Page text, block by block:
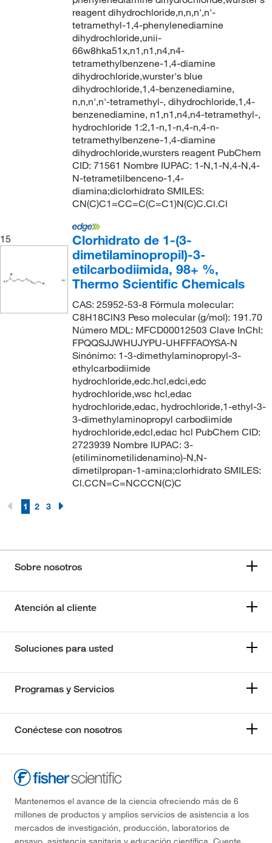
reagent dihydrochloride,n,n,n',n'-
tetramethyl-1,4-phenylenediamine
dihydrochloride,unii-
66w8hka51x,n1,n1,n4,n4-
tetramethylbenzene-1,4-diamine
dihydrochloride,wurster's blue
dihydrochloride,1,4-benzenediamine,
n,n,n',n'-tetramethyl-, dihydrochloride,1,4-
benzenediamine, n1,n1,n4,n4-tetramethyl-,
hydrochloride 1:2,1-n,1-n,4-n,4-n-
tetramethylbenzene-1,4-diamine
dihydrochloride,wursters reagent PubChem
CID: 71561 Nombre IUPAC: 1-N,1-N,4-N,4-
N-tetrametilbenceno-1,4-
diamina;diclorhidrato SMILES:
CN(C)C1=CC=C(C=C1)N(C)C.Cl.Cl
15
Clorhidrato de 1-(3-
dimetilaminopropil)-3-
etilcarbodiimida, 98+ %,
Thermo Scientific Chemicals
CAS: 25952-53-8 Fórmula molecular:
C8H18ClN3 Peso molecular (g/mol): 191.70
Número MDL: MFCD00012503 Clave InChI:
FPQQSJJWHUJYPU-UHFFFAOYSA-N
Sinónimo: 1-3-dimethylaminopropyl-3-
ethylcarbodiimide
hydrochloride,edc.hcl,edci,edc
hydrochloride,wsc hcl,edac
hydrochloride,edac, hydrochloride,1-ethyl-3-
3-dimethylaminopropyl carbodiimide
hydrochloride,edcl,edac hcl PubChem CID:
2723939 Nombre IUPAC: 3-
(etiliminometilidenamino)-N,N-
dimetilpropan-1-amina;clorhidrato SMILES:
Cl.CCN=C=NCCCN(C)C
1 2 3
Sobre nosotros
Atención al cliente
Soluciones para usted
Programas y Servicios
Conéctese con nosotros
Mantenemos el avance de la ciencia ofreciendo más de 6
millones de productos y amplios servicios de asistencia a los
mercados de investigación, producción, laboratorios de